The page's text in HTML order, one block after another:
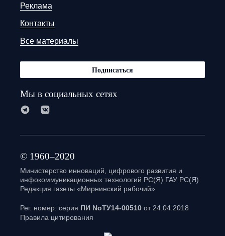
Реклама
Контакты
Все материалы
Подписаться
Мы в социальных сетях
© 1960–2020
Министерство инноваций, цифрового развития и
инфокоммуникационных технологий РС(Я) ГАУ РС(Я)
Редакция газеты «Мирнинский рабочий»
Рег. номер: серия ПИ NoТУ14-00510 от 24.04.2018
Правила цитирования